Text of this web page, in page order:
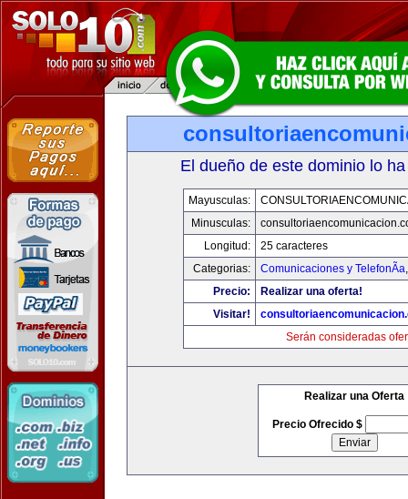
El dueño de este dominio lo
Mayusculas:
Minusculas:
Longitud:
25 caracteres
Categorias:
Comunicaciones y TelefonÃ­a
Precio:
Realizar una oferta!
Visitar!
Serán consideradas
Realizar una Oferta
Precio Ofrecido $